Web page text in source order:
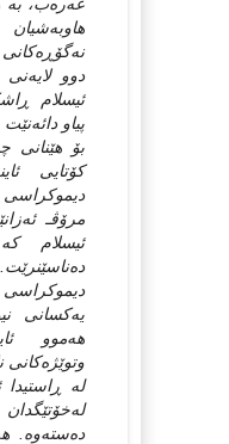
دوو
ئیسلام
پیاو
بۆ
كۆتایی
مرۆڤـ
ئیسلام
یه‌كسانی
هه‌موو
وتوێژه‌كانی
له‌ ڕاستیدا
له‌خۆتێگدان
ده‌سته‌وه‌.